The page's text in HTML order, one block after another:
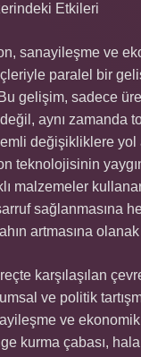
Etkileri
sanayileşme ve
paralel bir
gelişim, sadece
aynı zamanda
değişikliklere yol
teknolojisinin
malzemeler
sağlanmasına
artmasına olanak
karşılaşılan
ve politik
ve
kurma çabası, hala